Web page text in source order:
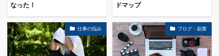
なった！
ドマップ
仕事の悩み ブログ・副業